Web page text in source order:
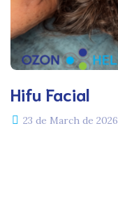
Hifu Facial
23 de March de 2026